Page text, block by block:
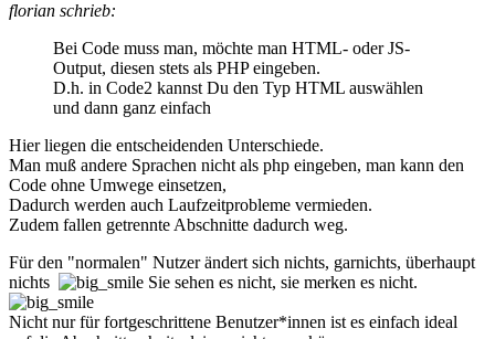
florian schrieb:
Bei Code muss man, möchte man HTML- oder JS-
Output, diesen stets als PHP eingeben.
D.h. in Code2 kannst Du den Typ HTML auswählen
und dann ganz einfach
Hier liegen die entscheidenden Unterschiede.
Man muß andere Sprachen nicht als php eingeben, man kann den
Code ohne Umwege einsetzen,
Dadurch werden auch Laufzeitprobleme vermieden.
Zudem fallen getrennte Abschnitte dadurch weg.
Für den "normalen" Nutzer ändert sich nichts, garnichts, überhaupt
nichts
Sie sehen es nicht, sie merken es nicht.
Nicht nur für fortgeschrittene Benutzer*innen ist es einfach ideal